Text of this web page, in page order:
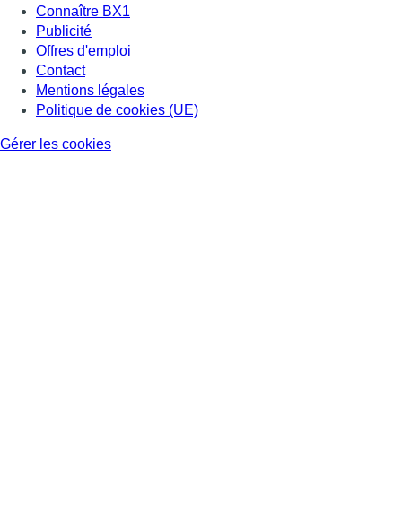
Connaître BX1
Publicité
Offres d'emploi
Contact
Mentions légales
Politique de cookies (UE)
Gérer les cookies